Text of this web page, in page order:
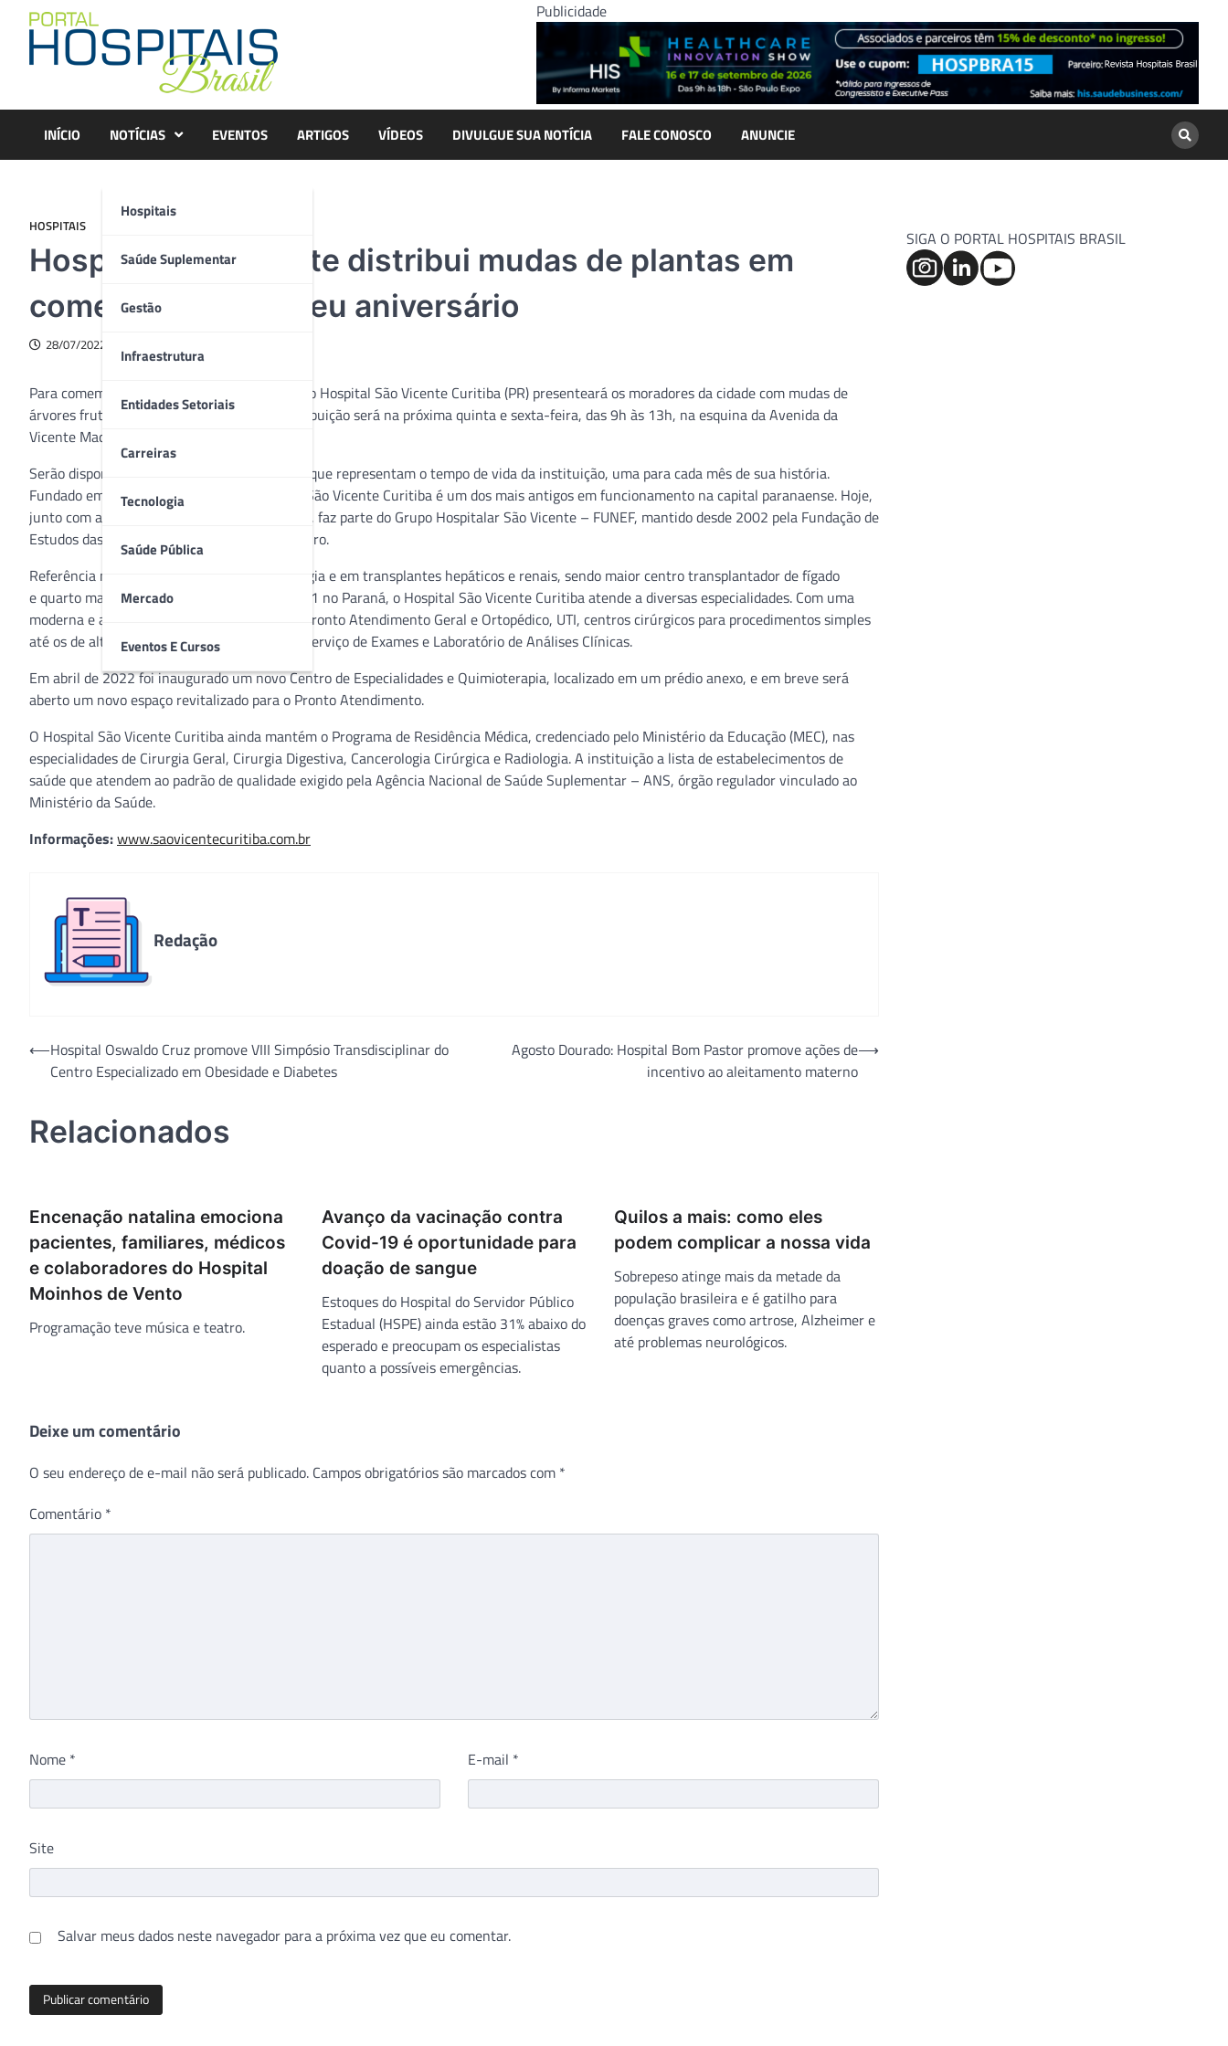
content
Publicidade
INÍCIO NOTÍCIAS
Hospitais
Saúde Suplementar
Gestão
Infraestrutura
Entidades Setoriais
Carreiras
Tecnologia
Saúde Pública
Mercado
Eventos E Cursos
EVENTOS ARTIGOS VÍDEOS DIVULGUE SUA NOTÍCIA FALE CONOSCO ANUNCIE
HOSPITAIS
Hospital São Vicente distribui mudas de plantas em
comemoração ao seu aniversário
28/07/2022
Para comemorar seu aniversário de 83 anos, o Hospital São Vicente Curitiba (PR) presenteará os moradores da cidade com mudas de
árvores frutíferas e ervas aromáticas. A distribuição será na próxima quinta e sexta-feira, das 9h às 13h, na esquina da Avenida da
Vicente Machado com a Brigadeiro Franco.
Serão disponibilizadas 996 mudas de plantas que representam o tempo de vida da instituição, uma para cada mês de sua história.
Fundado em 31 de julho de 1939, o Hospital São Vicente Curitiba é um dos mais antigos em funcionamento na capital paranaense. Hoje,
junto com a unidade Hospital São Vicente CIC, faz parte do Grupo Hospitalar São Vicente – FUNEF, mantido desde 2002 pela Fundação de
Estudos das Doenças do Fígado Kotoulas Ribeiro.
Referência nas áreas de Oncologia e Cardiologia e em transplantes hepáticos e renais, sendo maior centro transplantador de fígado
e quarto maior transplantador de rim em 2021 no Paraná, o Hospital São Vicente Curitiba atende a diversas especialidades. Com uma
moderna e ampla infraestrutura, conta com Pronto Atendimento Geral e Ortopédico, UTI, centros cirúrgicos para procedimentos simples
até os de alta complexidade, Centro Médico, Serviço de Exames e Laboratório de Análises Clínicas.
Em abril de 2022 foi inaugurado um novo Centro de Especialidades e Quimioterapia, localizado em um prédio anexo, e em breve será
aberto um novo espaço revitalizado para o Pronto Atendimento.
O Hospital São Vicente Curitiba ainda mantém o Programa de Residência Médica, credenciado pelo Ministério da Educação (MEC), nas
especialidades de Cirurgia Geral, Cirurgia Digestiva, Cancerologia Cirúrgica e Radiologia. A instituição a lista de estabelecimentos de
saúde que atendem ao padrão de qualidade exigido pela Agência Nacional de Saúde Suplementar – ANS, órgão regulador vinculado ao
Ministério da Saúde.
Informações:www.saovicentecuritiba.com.br
Redação
Navegação
⟵Hospital Oswaldo Cruz promove VIII Simpósio Transdisciplinar do
Centro Especializado em Obesidade e Diabetes
Agosto Dourado: Hospital Bom Pastor promove ações de
incentivo ao aleitamento materno
⟶
Relacionados
Encenação natalina emociona
pacientes, familiares, médicos
e colaboradores do Hospital
Moinhos de Vento
Programação teve música e teatro.
Avanço da vacinação contra
Covid-19 é oportunidade para
doação de sangue
Estoques do Hospital do Servidor Público
Estadual (HSPE) ainda estão 31% abaixo do
esperado e preocupam os especialistas
quanto a possíveis emergências.
Quilos a mais: como eles
podem complicar a nossa vida
Sobrepeso atinge mais da metade da
população brasileira e é gatilho para
doenças graves como artrose, Alzheimer e
até problemas neurológicos.
Deixe um comentário
O seu endereço de e-mail não será publicado. Campos obrigatórios são marcados com *
Comentário *
Nome * E-mail *
Site
Salvar meus dados neste navegador para a próxima vez que eu comentar.
SIGA O PORTAL HOSPITAIS BRASIL